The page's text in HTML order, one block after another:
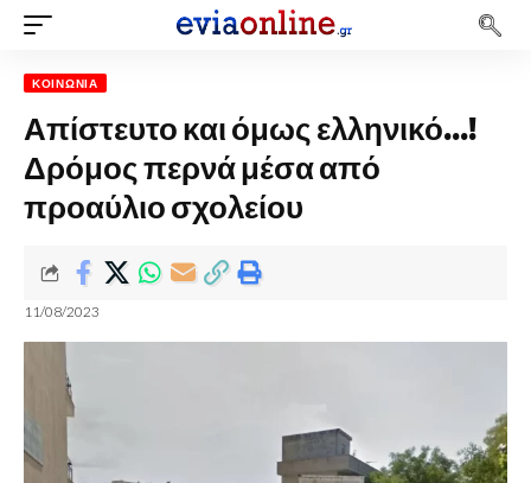
ΚΟΙΝΩΝΊΑ
Απίστευτο και όμως ελληνικό…!
Δρόμος περνά μέσα από
προαύλιο σχολείου
11/08/2023